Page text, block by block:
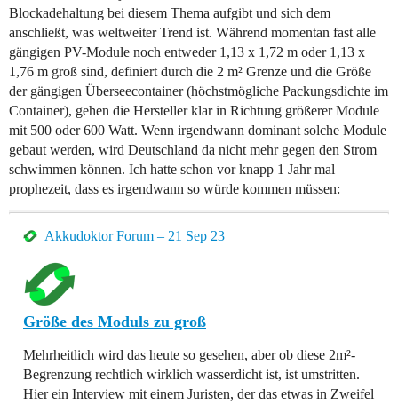
Blockadehaltung bei diesem Thema aufgibt und sich dem
anschließt, was weltweiter Trend ist. Während momentan fast alle
gängigen PV-Module noch entweder 1,13 x 1,72 m oder 1,13 x
1,76 m groß sind, definiert durch die 2 m² Grenze und die Größe
der gängigen Überseecontainer (höchstmögliche Packungsdichte im
Container), gehen die Hersteller klar in Richtung größerer Module
mit 500 oder 600 Watt. Wenn irgendwann dominant solche Module
gebaut werden, wird Deutschland da nicht mehr gegen den Strom
schwimmen können. Ich hatte schon vor knapp 1 Jahr mal
prophezeit, dass es irgendwann so würde kommen müssen:
Akkudoktor Forum – 21 Sep 23
Größe des Moduls zu groß
Mehrheitlich wird das heute so gesehen, aber ob diese 2m²-
Begrenzung rechtlich wirklich wasserdicht ist, ist umstritten.
Hier ein Interview mit einem Juristen, der das etwas in Zweifel